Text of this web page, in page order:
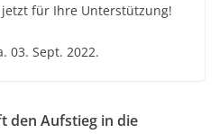
für Ihre Unterstützung!
03. Sept. 2022.
den Aufstieg in die